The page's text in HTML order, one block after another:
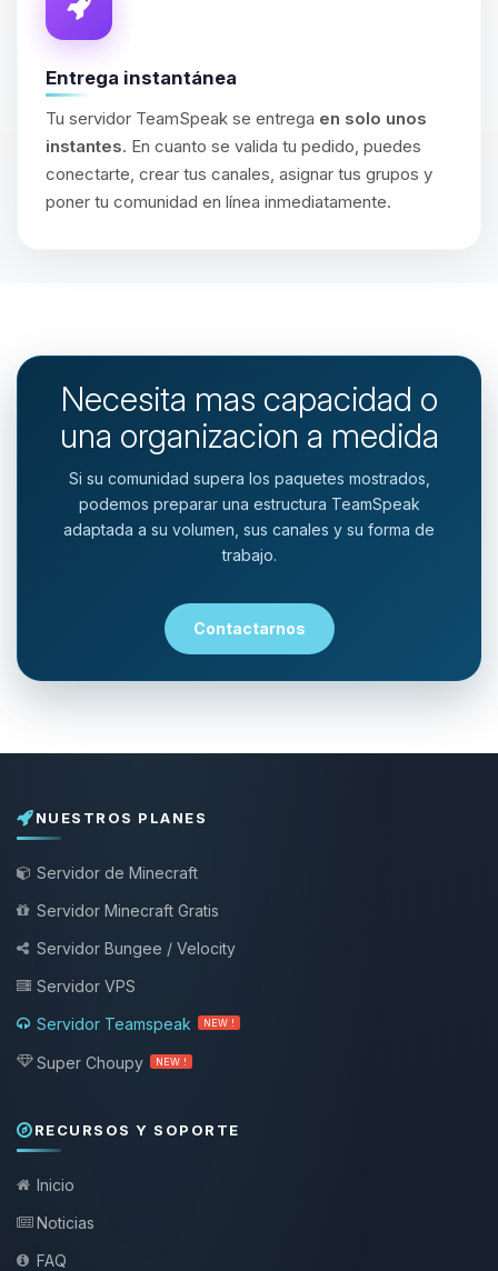
Entrega instantánea
Tu servidor TeamSpeak se entrega en solo unos
instantes. En cuanto se valida tu pedido, puedes
conectarte, crear tus canales, asignar tus grupos y
poner tu comunidad en línea inmediatamente.
Necesita mas capacidad o
una organizacion a medida
Si su comunidad supera los paquetes mostrados,
podemos preparar una estructura TeamSpeak
adaptada a su volumen, sus canales y su forma de
trabajo.
Contactarnos
NUESTROS PLANES
Servidor de Minecraft
Servidor Minecraft Gratis
Servidor Bungee / Velocity
Servidor VPS
Servidor Teamspeak
NEW !
Super Choupy NEW !
RECURSOS Y SOPORTE
Inicio
Noticias
FAQ